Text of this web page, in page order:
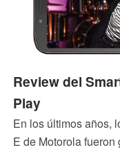
Review del
Play
En los últimos años,
E de Motorola